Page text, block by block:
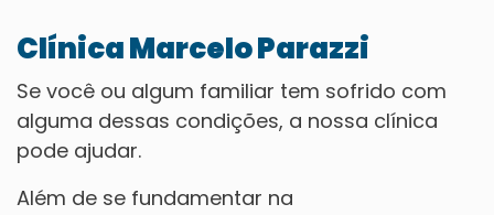
Clínica Marcelo Parazzi
Se você ou algum familiar tem sofrido com
alguma dessas condições, a nossa clínica
pode ajudar.
Além de se fundamentar na